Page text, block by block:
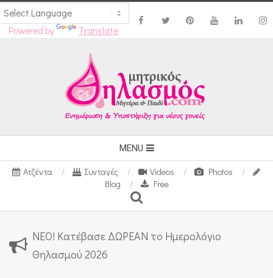
Powered by Translate
Navigation
Menu
MENU
Ατζέντα Συνταγές Videos
Photos
Blog
Free
Search
ΝΕΟ! Κατέβασε ΔΩΡΕΑΝ το Ημερολόγιο
Θηλασμού 2026